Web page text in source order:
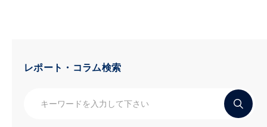
レポート・コラム検索